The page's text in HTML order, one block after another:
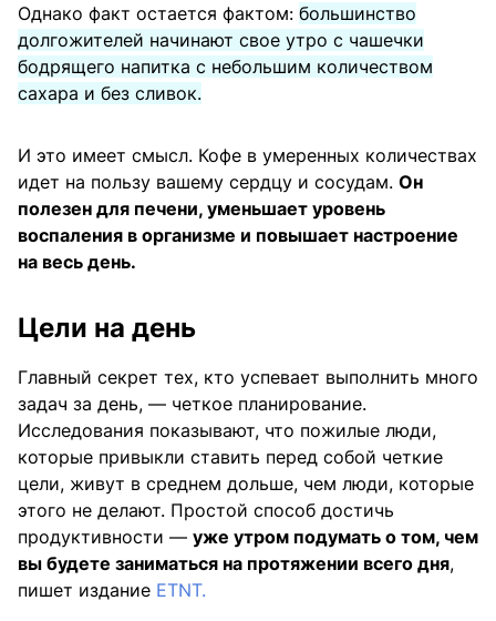
Однако факт остается фактом: большинство
долгожителей начинают свое утро с чашечки
бодрящего напитка с небольшим количеством
сахара и без сливок.
И это имеет смысл. Кофе в умеренных количествах
идет на пользу вашему сердцу и сосудам. Он
полезен для печени, уменьшает уровень
воспаления в организме и повышает настроение
на весь день.
Цели на день
Главный секрет тех, кто успевает выполнить много
задач за день, — четкое планирование.
Исследования показывают, что пожилые люди,
которые привыкли ставить перед собой четкие
цели, живут в среднем дольше, чем люди, которые
этого не делают. Простой способ достичь
продуктивности — уже утром подумать о том, чем
вы будете заниматься на протяжении всего дня,
пишет издание ETNT.